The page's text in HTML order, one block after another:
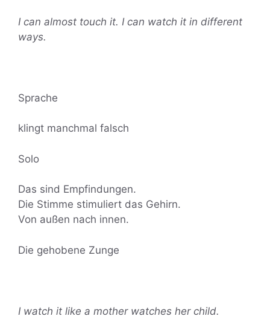
I can almost touch it. I can watch it in different
ways.
Sprache
klingt manchmal falsch
Solo
Das sind Empfindungen.
Die Stimme stimuliert das Gehirn.
Von außen nach innen.
Die gehobene Zunge
I watch it like a mother watches her child.